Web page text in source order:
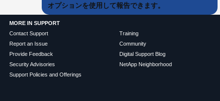
オプションを使用して報告できます。
MORE IN SUPPORT
Contact Support
Report an Issue
Provide Feedback
Security Advisories
Support Policies and Offerings
Training
Community
Digital Support Blog
NetApp Neighborhood